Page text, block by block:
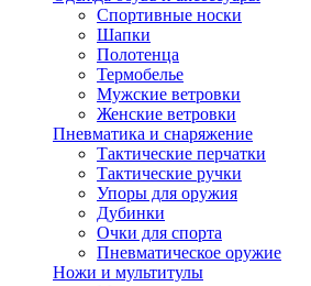
Спортивные носки
Шапки
Полотенца
Термобелье
Мужские ветровки
Женские ветровки
Пневматика и снаряжение
Тактические перчатки
Тактические ручки
Упоры для оружия
Дубинки
Очки для спорта
Пневматическое оружие
Ножи и мультитулы